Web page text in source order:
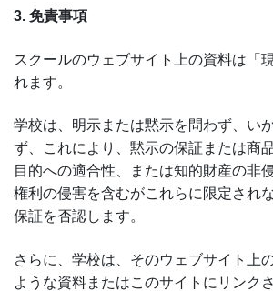
3. 免責事項
スクールのウェブサイト上の資料は「
れます。
学校は、明示または黙示を問わず、い
ず、これにより、黙示の保証または商
目的への適合性、または知的財産の非
権利の侵害を含むがこれらに限定され
保証を否認します。
さらに、学校は、そのウェブサイト上
ような資料またはこのサイトにリンク